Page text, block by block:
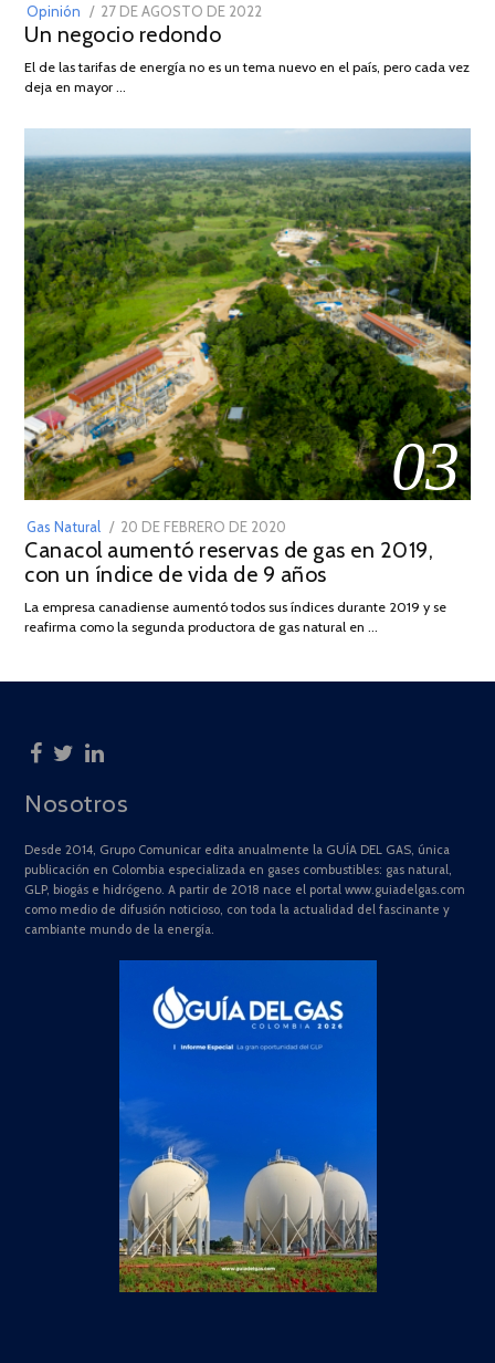
Opinión
POSTED
ON
27 DE AGOSTO DE 2022
DE
Un negocio redondo
El de las tarifas de energía no es un tema nuevo en el país, pero cada vez
deja en mayor …
03
Gas Natural
POSTED
ON
20 DE FEBRERO DE 2020
DE
JULIO
2025
Canacol aumentó reservas de gas en 2019,
con un índice de vida de 9 años
La empresa canadiense aumentó todos sus índices durante 2019 y se
reafirma como la segunda productora de gas natural en …
Nosotros
Desde 2014, Grupo Comunicar edita anualmente la GUÍA DEL GAS, única
publicación en Colombia especializada en gases combustibles: gas natural,
GLP, biogás e hidrógeno. A partir de 2018 nace el portal www.guiadelgas.com
como medio de difusión noticioso, con toda la actualidad del fascinante y
cambiante mundo de la energía.